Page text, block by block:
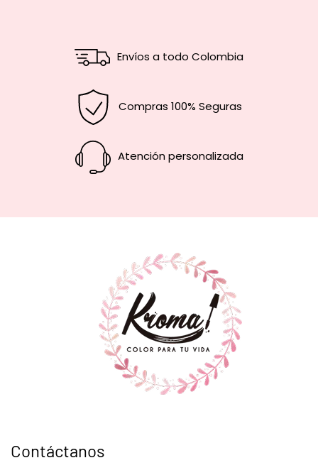
Envíos a todo Colombia
Compras 100% Seguras
Atención personalizada
Contáctanos